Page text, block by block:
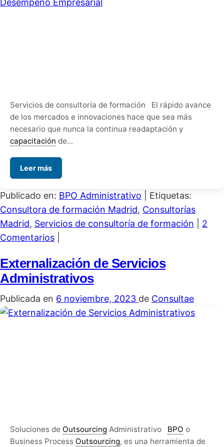
Servicios de consultoría de formación El rápido avance
de los mercados e innovaciones hace que sea más
necesario que nunca la continua readaptación y
capacitación de...
Leer más
Publicado en: BPO Administrativo
Etiquetas:
Consultora de formación Madrid, Consultorías
Madrid, Servicios de consultoría de formación
2
Comentarios
Externalización de Servicios
Administrativos
Publicada en 6 noviembre, 2023 de Consultae
Soluciones de Outsourcing Administrativo BPO o
Business Process Outsourcing, es una herramienta de